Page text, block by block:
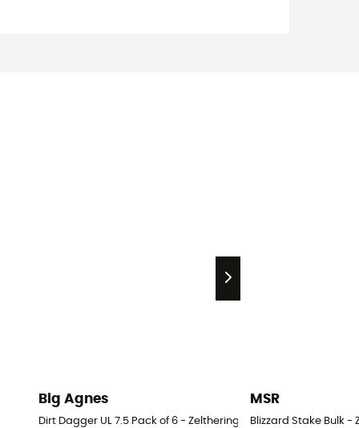
Big Agnes
Dirt Dagger UL 7.5 Pack of 6 - Zeltheringe
MSR
Blizzard Stake Bulk -